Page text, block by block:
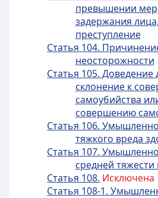
превышении
задержания
преступление
Статья 104.
неосторожности
Статья 105. Доведение
склонение к
самоубийства
совершению
Статья 106.
тяжкого вреда
Статья 107.
средней
Статья 108. Исключена
Статья 108-1.